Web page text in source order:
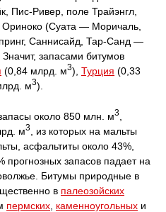
Пис-Ривер, поле Трайэнгл,
(Суата — Моричаль,
Саннисайд, Тар-Санд —
запасами битумов
(0,84 млрд. м3), Турция (0,33
м3).
около 850 млн. м3
м3 , из которых на мальты
асфальтиты около 43%,
прогнозных запасов падает на
Битумы природные в
в палеозойских
пермских каменноугольных и